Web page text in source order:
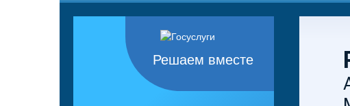
Решаем вместе